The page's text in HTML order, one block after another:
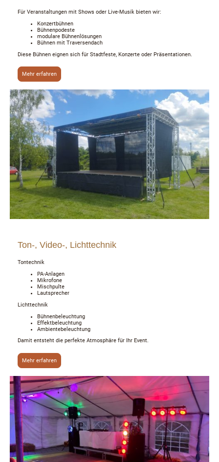
Für Veranstaltungen mit Shows oder Live-Musik bieten wir:
Konzertbühnen
Bühnenpodeste
modulare Bühnenlösungen
Bühnen mit Traversendach
Diese Bühnen eignen sich für Stadtfeste, Konzerte oder Präsentationen.
Mehr erfahren
Ton-, Video-, Lichttechnik
Tontechnik
PA-Anlagen
Mikrofone
Mischpulte
Lautsprecher
Lichttechnik
Bühnenbeleuchtung
Effektbeleuchtung
Ambientebeleuchtung
Damit entsteht die perfekte Atmosphäre für Ihr Event.
Mehr erfahren